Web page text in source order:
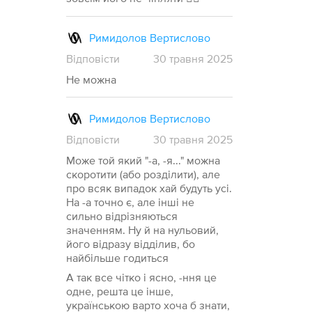
Римидолов Вертислово
Відповісти
30 травня 2025
Не можна
Римидолов Вертислово
Відповісти
30 травня 2025
Може той який "-а, -я..." можна
скоротити (або розділити), але
про всяк випадок хай будуть усі.
На -а точно є, але інші не
сильно відрізняються
значенням. Ну й на нульовий,
його відразу відділив, бо
найбільше годиться
А так все чітко і ясно, -ння це
одне, решта це інше,
українською варто хоча б знати,